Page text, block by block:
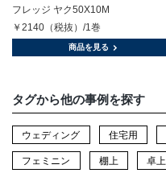
フレッジ ヤク50X10M
￥2140（税抜）/1巻
商品を見る
タグから他の事例を探す
ウェディング 住宅用
フェミニン 棚上 卓上